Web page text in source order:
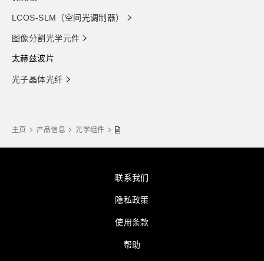
LCOS-SLM（空间光调制器）
图像分割光学元件
太赫兹波片
光子晶体光纤
主页 产品信息 光学组件
联系我们
隐私政策
使用条款
帮助